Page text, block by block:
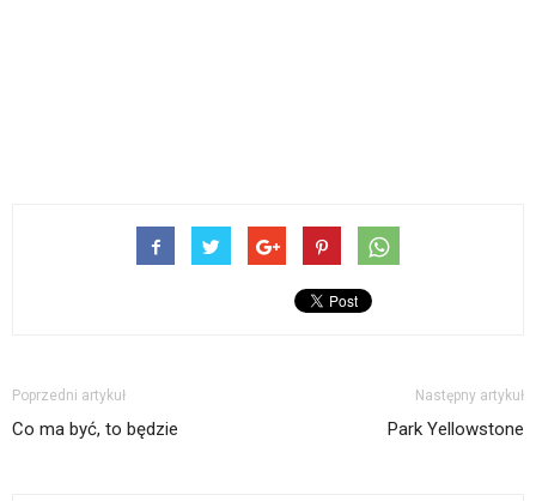
Poprzedni artykuł
Co ma być, to będzie
Następny artykuł
Park Yellowstone